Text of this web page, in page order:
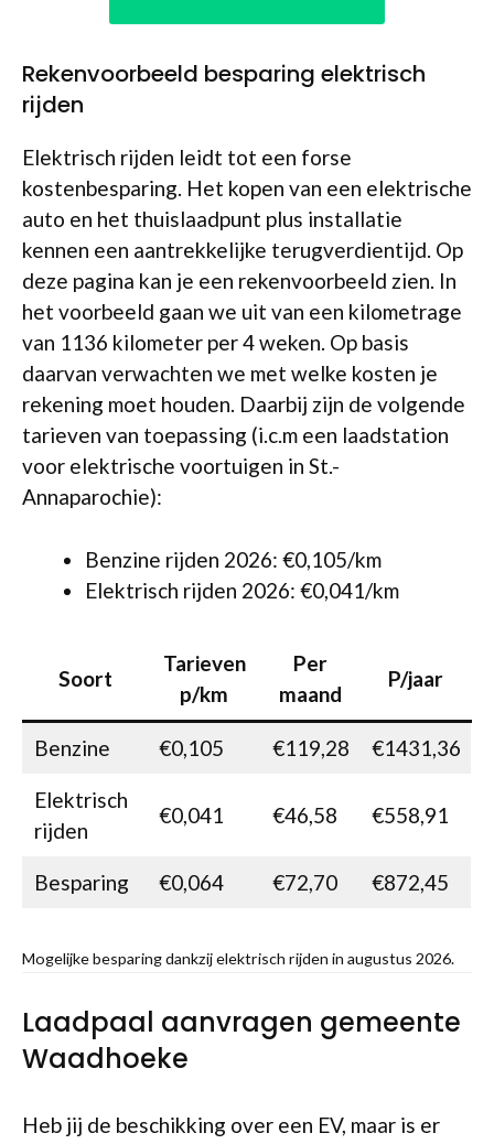
Rekenvoorbeeld besparing elektrisch
rijden
Elektrisch rijden leidt tot een forse
kostenbesparing. Het kopen van een elektrische
auto en het thuislaadpunt plus installatie
kennen een aantrekkelijke terugverdientijd. Op
deze pagina kan je een rekenvoorbeeld zien. In
het voorbeeld gaan we uit van een kilometrage
van 1136 kilometer per 4 weken. Op basis
daarvan verwachten we met welke kosten je
rekening moet houden. Daarbij zijn de volgende
tarieven van toepassing (i.c.m een laadstation
voor elektrische voortuigen in St.-
Annaparochie):
Benzine rijden 2026: €0,105/km
Elektrisch rijden 2026: €0,041/km
Soort
Tarieven
p/km
Per
maand
P/jaar
Benzine €0,105 €119,28 €1431,36
Elektrisch
rijden
€0,041 €46,58 €558,91
Besparing €0,064 €72,70 €872,45
Mogelijke besparing dankzij elektrisch rijden in augustus 2026.
Laadpaal aanvragen gemeente
Waadhoeke
Heb jij de beschikking over een EV, maar is er